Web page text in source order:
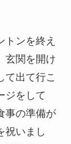
トンを終え
玄関を開け
て出て行こ
ジをして
事の準備が
祝いまし